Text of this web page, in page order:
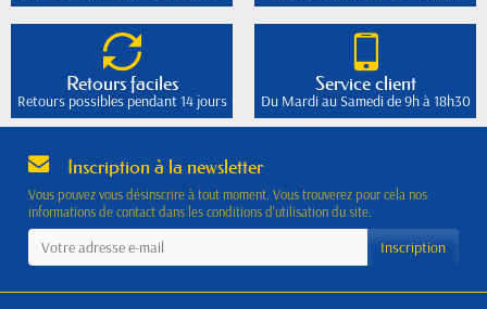
Retours faciles
Retours possibles pendant 14 jours
Service client
Du Mardi au Samedi de 9h à 18h30
Inscription à la newsletter
Vous pouvez vous désinscrire à tout moment. Vous trouverez pour cela nos
informations de contact dans les conditions d'utilisation du site.